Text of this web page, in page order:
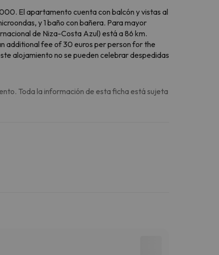
El apartamento cuenta con balcón y vistas al
y 1 baño con bañera. Para mayor
de Niza-Costa Azul) está a 86 km.
additional fee of 30 euros per person for the
alojamiento no se pueden celebrar despedidas
Toda la información de esta ficha está sujeta